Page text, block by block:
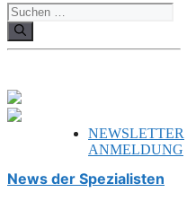
Suchen
nach:
NEWSLETTER
ANMELDUNG
News der Spezialisten